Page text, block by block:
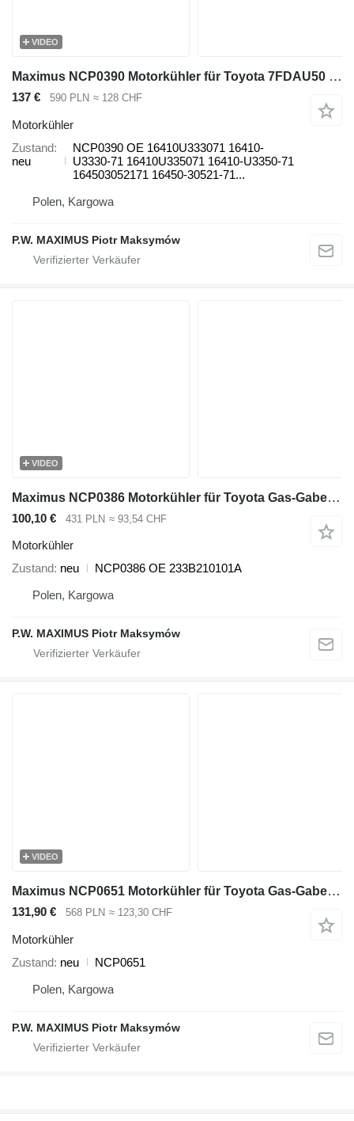
VIDEO
Maximus NCP0390 Motorkühler für Toyota 7FDAU50 Gas-Gabelstapler
137 € 590 PLN ≈ 128 CHF
Motorkühler
Zustand
neu
NCP0390 OE 16410U333071 16410-
U3330-71 16410U335071 16410-U3350-71
164503052171 16450-30521-71...
Polen, Kargowa
P.W. MAXIMUS Piotr Maksymów
VIDEO
Maximus NCP0386 Motorkühler für Toyota Gas-Gabelstapler
100,10 € 431 PLN ≈ 93,54 CHF
Motorkühler
Zustand neu
NCP0386 OE 233B210101A
Polen, Kargowa
P.W. MAXIMUS Piotr Maksymów
VIDEO
Maximus NCP0651 Motorkühler für Toyota Gas-Gabelstapler
131,90 € 568 PLN ≈ 123,30 CHF
Motorkühler
Zustand neu
NCP0651
Polen, Kargowa
P.W. MAXIMUS Piotr Maksymów